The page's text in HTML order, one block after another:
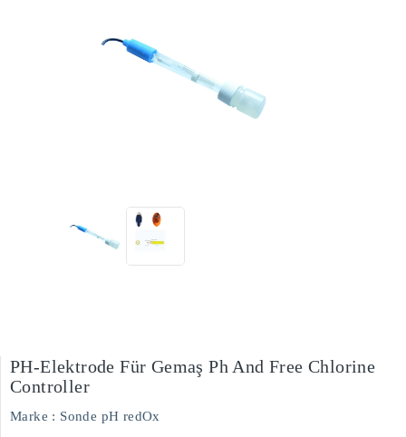
PH-Elektrode Für Gemaş Ph And Free Chlorine
Controller
Marke : Sonde pH redOx